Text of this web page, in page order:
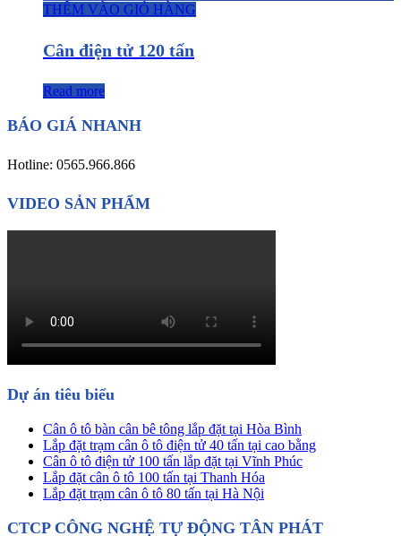
THÊM VÀO GIỎ HÀNG
Cân điện tử 120 tấn
Read more
BÁO GIÁ NHANH
Hotline: 0565.966.866
VIDEO SẢN PHẨM
Dự án tiêu biểu
Cân ô tô bàn cân bê tông lắp đặt tại Hòa Bình
Lắp đặt trạm cân ô tô điện tử 40 tấn tại cao bằng
Cân ô tô điện tử 100 tấn lắp đặt tại Vĩnh Phúc
Lắp đặt cân ô tô 100 tấn tại Thanh Hóa
Lắp đặt trạm cân ô tô 80 tấn tại Hà Nội
CTCP CÔNG NGHỆ TỰ ĐỘNG TÂN PHÁT